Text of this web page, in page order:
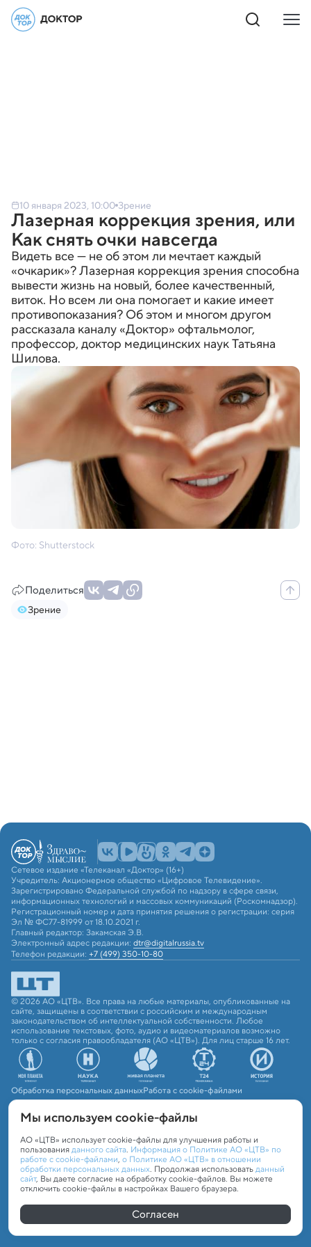
10 января 2023, 10:00 Зрение
Лазерная коррекция зрения, или
Как снять очки навсегда
Видеть все — не об этом ли мечтает каждый
«очкарик»? Лазерная коррекция зрения способна
вывести жизнь на новый, более качественный,
виток. Но всем ли она помогает и какие имеет
противопоказания? Об этом и многом другом
рассказала каналу «Доктор» офтальмолог,
профессор, доктор медицинских наук Татьяна
Шилова.
Фото: Shutterstock
Поделиться
Зрение
Сетевое издание «Телеканал «Доктор» (16+)
Учредитель: Акционерное общество «Цифровое Телевидение».
Зарегистрировано Федеральной службой по надзору в сфере связи,
информационных технологий и массовых коммуникаций (Роскомнадзор).
Регистрационный номер и дата принятия решения о регистрации: серия
Эл № ФС77-81999 от 18.10.2021 г.
Главный редактор: Закамская Э.В.
Электронный адрес редакции: dtr@digitalrussia.tv
Телефон редакции: +7 (499) 350-10-80
© 2026 АО «ЦТВ». Все права на любые материалы, опубликованные на
сайте, защищены в соответствии с российским и международным
законодательством об интеллектуальной собственности. Любое
использование текстовых, фото, аудио и видеоматериалов возможно
только с согласия правообладателя (АО «ЦТВ»). Для лиц старше 16 лет.
Обработка персональных данныхРабота с cookie-файлами
Мы используем сookie-файлы
АО «ЦТВ» использует cookie-файлы для улучшения работы и
пользованияданного сайта. Информация о Политике АО «ЦТВ» по
работе с cookie-файлами, о Политике АО «ЦТВ» в отношении
обработки персональных данных. Продолжая использоватьданный
сайт, Вы даете согласие на обработку cookie-файлов. Вы можете
отключить cookie-файлы в настройках Вашего браузера.
Согласен